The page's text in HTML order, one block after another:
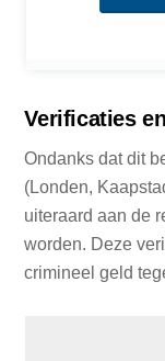
Verificaties
Ondanks dat dit
(Londen,
uiteraard aan de
worden. Deze
crimineel geld